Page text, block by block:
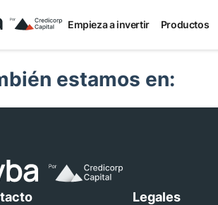
Empieza a invertir Productos
estamos en:
Legales